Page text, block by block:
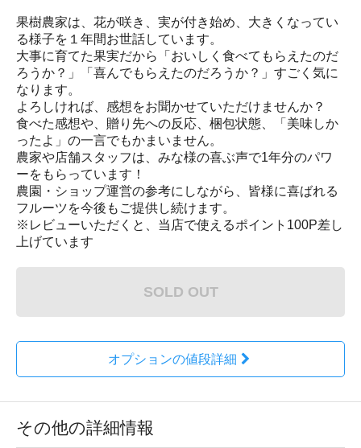
果樹農家は、花が咲き、実が付き始め、大きくなってい
る様子を１年間お世話しています。
大事に育てた果実だから「おいしく食べてもらえたのだ
ろうか？」「喜んでもらえたのだろうか？」すごく気に
なります。
よろしければ、感想をお聞かせていただけませんか？
食べた感想や、贈り先への反応、梱包状態、「美味しか
ったよ」の一言でもかまいません。
農家や店舗スタッフは、みな様の喜ぶ声で1年分のパワ
ーをもらっています！
農園・ショップ運営の参考にしながら、皆様に喜ばれる
フルーツを今後もご提供し続けます。
※レビューいただくと、当店で使えるポイント100P差し
上げています
SOLD OUT
オプションの値段詳細
その他の詳細情報